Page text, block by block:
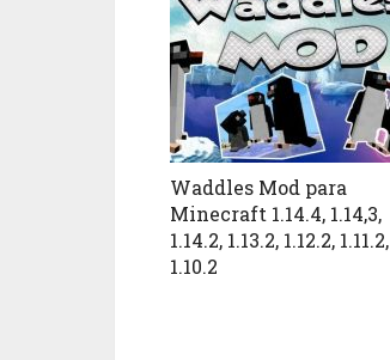
Waddles Mod para
Minecraft 1.14.4, 1.14,3,
1.14.2, 1.13.2, 1.12.2, 1.11.2,
1.10.2